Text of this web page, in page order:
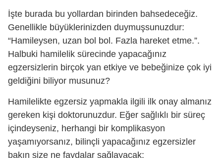
İşte burada bu yollardan birinden bahsedeceğiz.
Genellikle büyüklerinizden duymuşsunuzdur:
“Hamileysen, uzan bol bol. Fazla hareket etme.”.
Halbuki hamilelik sürecinde yapacağınız
egzersizlerin birçok yan etkiye ve bebeğinize çok iyi
geldiğini biliyor musunuz?
Hamilelikte egzersiz yapmakla ilgili ilk onay almanız
gereken kişi doktorunuzdur. Eğer sağlıklı bir süreç
içindeyseniz, herhangi bir komplikasyon
yaşamıyorsanız, bilinçli yapacağınız egzersizler
bakın size ne faydalar sağlayacak: